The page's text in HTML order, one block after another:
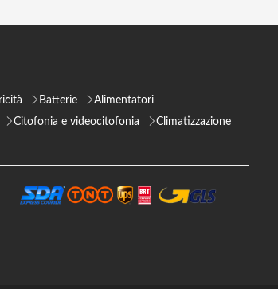
Batterie
Alimentatori
Citofonia e videocitofonia
Climatizzazione